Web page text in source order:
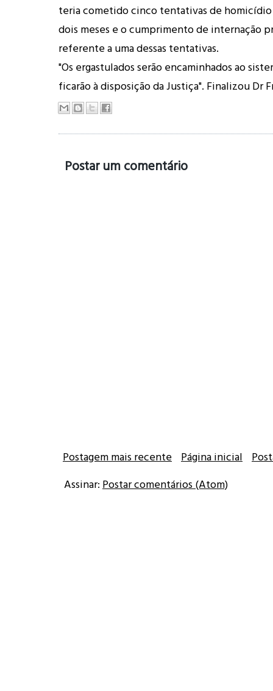
teria cometido cinco tentativas de homicídio
dois meses e o cumprimento de internação
referente a uma dessas tentativas.
"Os ergastulados serão encaminhados ao
ficarão à disposição da Justiça". Finalizou Dr
Postar um comentário
Postagem mais recente Página inicial
Assinar: Postar comentários (Atom)